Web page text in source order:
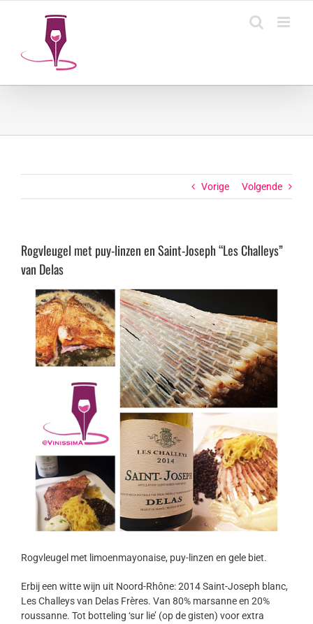
Vorige Volgende
Rogvleugel met puy-linzen en Saint-Joseph “Les Challeys”
van Delas
Rogvleugel met limoenmayonaise, puy-linzen en gele biet.
Erbij een witte wijn uit Noord-Rhône: 2014 Saint-Joseph blanc,
Les Challeys van Delas Frères. Van 80% marsanne en 20%
roussanne. Tot botteling ‘sur lie’ (op de gisten) voor extra